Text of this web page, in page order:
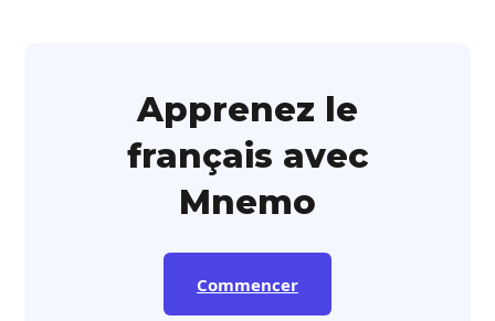
Apprenez le
français avec
Mnemo
Commencer